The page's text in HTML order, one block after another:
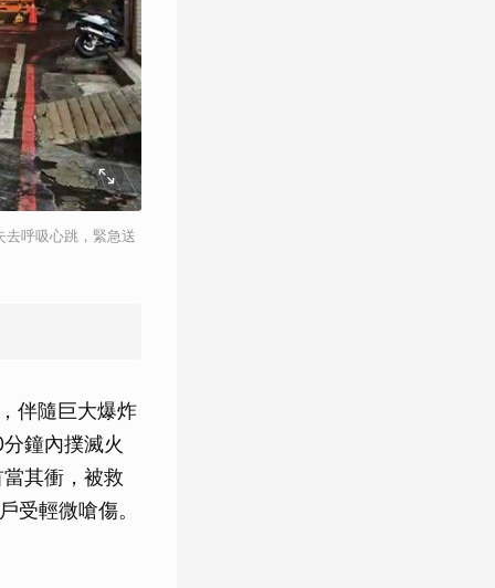
呼吸心跳，緊急送
伴隨巨大爆炸
鐘內撲滅火
其衝，被救
受輕微嗆傷。